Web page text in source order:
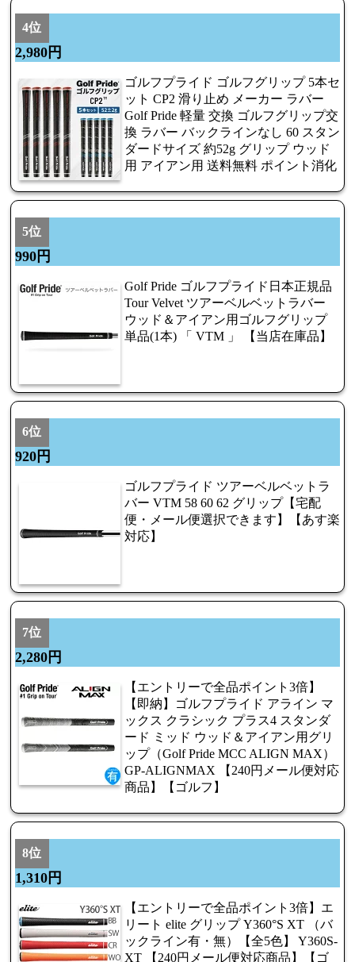
4位
2,980円
ゴルフプライド ゴルフグリップ 5本セ
ット CP2 滑り止め メーカー ラバー
Golf Pride 軽量 交換 ゴルフグリップ交
換 ラバー バックラインなし 60 スタン
ダードサイズ 約52g グリップ ウッド
用 アイアン用 送料無料 ポイント消化
5位
990円
Golf Pride ゴルフプライド日本正規品
Tour Velvet ツアーベルベットラバー
ウッド＆アイアン用ゴルフグリップ
単品(1本) 「 VTM 」 【当店在庫品】
6位
920円
ゴルフプライド ツアーベルベットラ
バー VTM 58 60 62 グリップ【宅配
便・メール便選択できます】【あす楽
対応】
7位
2,280円
【エントリーで全品ポイント3倍】
【即納】ゴルフプライド アライン マ
ックス クラシック プラス4 スタンダ
ード ミッド ウッド＆アイアン用グリ
ップ（Golf Pride MCC ALIGN MAX）
GP-ALIGNMAX 【240円メール便対応
商品】【ゴルフ】
8位
1,310円
【エントリーで全品ポイント3倍】エ
リート elite グリップ Y360°S XT （バ
ックライン有・無）【全5色】 Y360S-
XT 【240円メール便対応商品】【ゴ